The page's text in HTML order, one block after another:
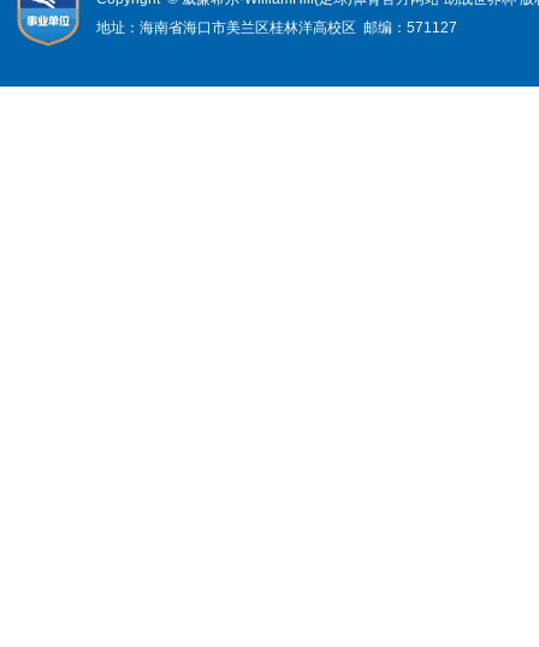
地址：海南省海口市美兰区桂林洋高校区 邮编：571127